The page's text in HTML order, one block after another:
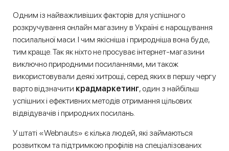
Одним із найважливіших факторів для успішного
розкручування онлайн магазину в Україні є нарощування
посилальної маси. І чим якісніша і природніша вона буде,
тим краще. Так як ніхто не просуває інтернет-магазини
виключно природними посиланнями, ми також
використовували деякі хитрощі, серед яких в першу чергу
варто відзначити крадмаркетинг, один з найбільш
успішних і ефективних методів отримання цільових
відвідувачів і природних посилань.
У штаті «Webnauts» є кілька людей, які займаються
розвитком та підтримкою профілів на спеціалізованих